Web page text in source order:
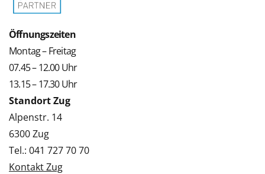
Öffnungszeiten
Montag – Freitag
07.45 – 12.00 Uhr
13.15 – 17.30 Uhr
Standort Zug
Alpenstr. 14
6300 Zug
Tel.: 041 727 70 70
Kontakt Zug